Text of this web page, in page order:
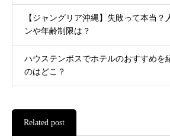
【ジャングリア沖縄】失敗って本当？
ンや年齢制限は？
ハウステンボスでホテルのおすすめを
のはどこ？
Related post